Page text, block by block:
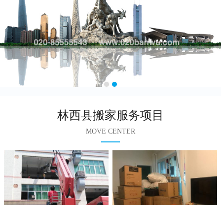
林西县搬家服务项目
MOVE CENTER